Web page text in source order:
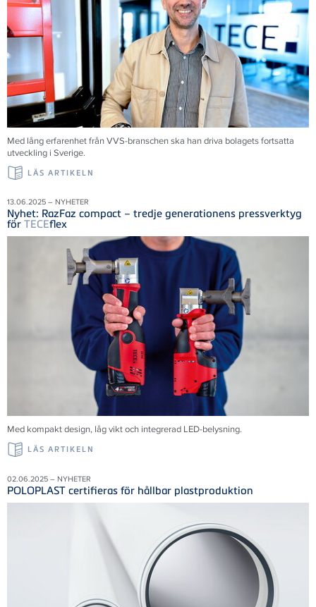
Med lång erfarenhet från VVS-branschen ska han driva bolagets fortsatta
utveckling i Sverige.
LÄS ARTIKELN
13.06.2025 – NYHETER
Nyhet: RazFaz compact – tredje generationens pressverktyg
för TECEflex
Med kompakt design, låg vikt och integrerad LED-belysning.
LÄS ARTIKELN
02.06.2025 – NYHETER
POLOPLAST certifieras för hållbar plastproduktion